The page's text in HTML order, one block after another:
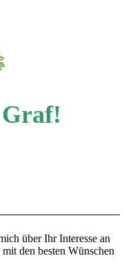
über Ihr Interesse an
den besten Wünschen